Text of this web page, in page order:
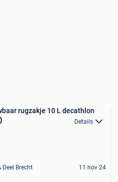
rugzakje 10 L decathlon
Details
Deel Brecht 11 nov 24